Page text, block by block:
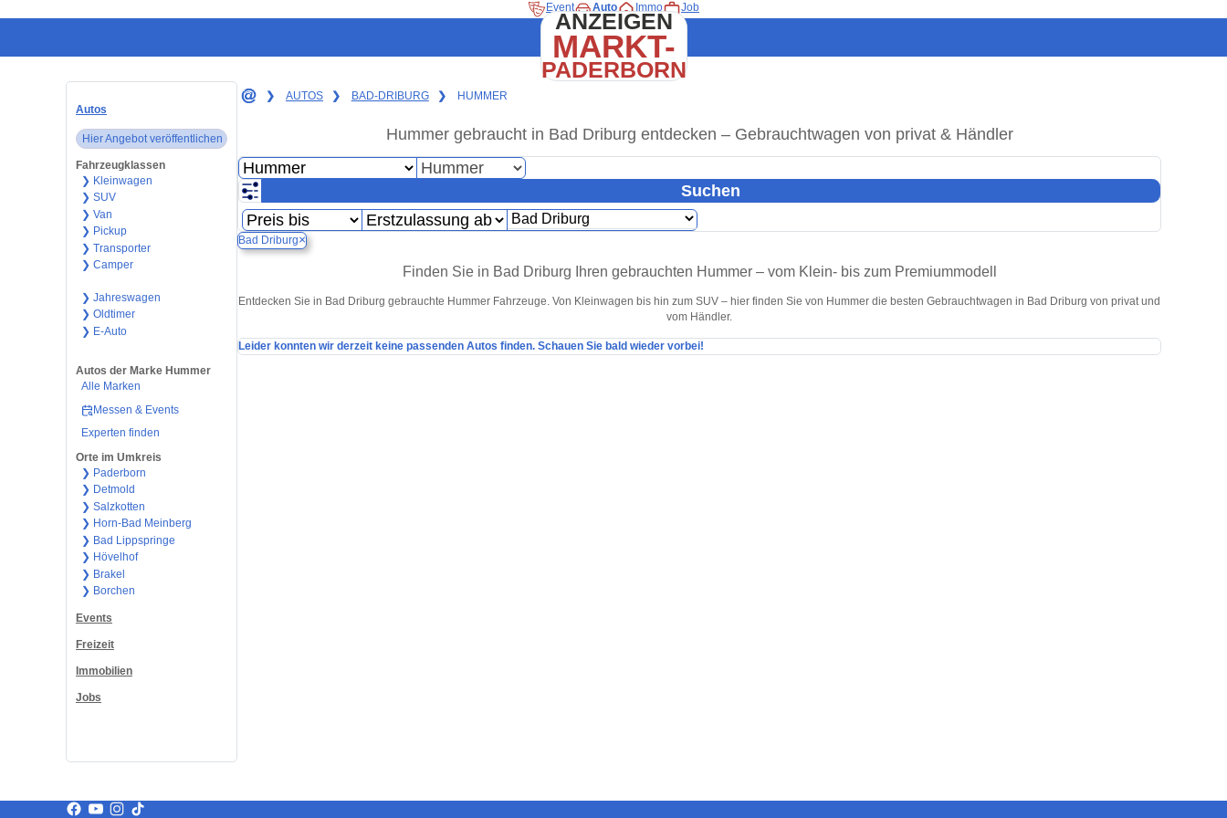
Event Auto Immo Job
ANZEIGEN
MARKT-
PADERBORN
Autos
Hier Angebot veröffentlichen
Fahrzeugklassen
❯ Kleinwagen
❯ SUV
❯ Van
❯ Pickup
❯ Transporter
❯ Camper
❯ Jahreswagen
❯ Oldtimer
❯ E-Auto
Autos der Marke Hummer
Alle Marken
Messen & Events
Experten finden
Orte im Umkreis
❯ Paderborn
❯ Detmold
❯ Salzkotten
❯ Horn-Bad Meinberg
❯ Bad Lippspringe
❯ Hövelhof
❯ Brakel
❯ Borchen
Events
Freizeit
Immobilien
Jobs
❯ AUTOS ❯ BAD-DRIBURG ❯ HUMMER
Hummer gebraucht in Bad Driburg entdecken – Gebrauchtwagen von privat & Händler
Suchen
Bad Driburg×
Finden Sie in Bad Driburg Ihren gebrauchten Hummer – vom Klein- bis zum Premiummodell
Entdecken Sie in Bad Driburg gebrauchte Hummer Fahrzeuge. Von Kleinwagen bis hin zum SUV – hier finden Sie von Hummer die besten Gebrauchtwagen in Bad Driburg von privat und
vom Händler.
Leider konnten wir derzeit keine passenden Autos finden. Schauen Sie bald wieder vorbei!